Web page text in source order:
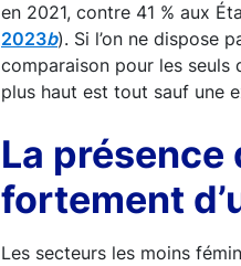
en 2021, contre 41 % aux
2023b). Si l’on ne dispose
comparaison pour les
plus haut est tout sauf une
La
fortement
Les secteurs les moins